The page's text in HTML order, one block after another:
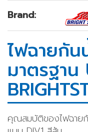
Brand:
ไฟฉายกัน
มาตรฐาน
คุณสมบัติของไฟฉาย